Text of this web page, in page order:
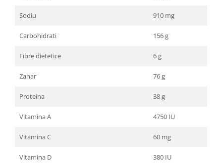
Sodiu 910 mg
Carbohidrati 156 g
Fibre dietetice 6 g
Zahar 76 g
Proteina 38 g
Vitamina A 4750 IU
Vitamina C 60 mg
Vitamina D 380 IU